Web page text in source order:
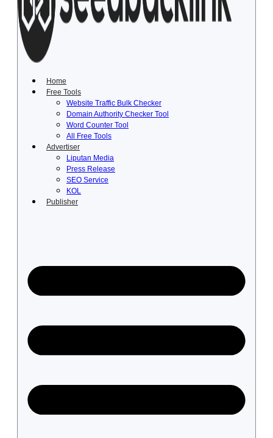
Lewati
konten
Home
Free Tools
Website Traffic Bulk Checker
Domain Authority Checker Tool
Word Counter Tool
All Free Tools
Advertiser
Liputan Media
Press Release
SEO Service
KOL
Publisher